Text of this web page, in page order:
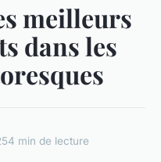
meilleurs
dans les
4 min de lecture